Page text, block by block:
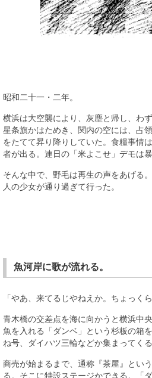
昭和二十一・二年。
横浜は大空襲により、灰塵と帰し、わ
星条旗かはためき、関内の空には、占
をたてて昇り降りしていた。食糧事情
者が出る。連日の「米よこせ」デモは
そんな中で、野毛は再生の声をあげる
人の少女が通り過ぎて行った。
魚河岸に歌が流れる。
「やあ、来てるじやねえか。ちょっく
青木橋の交差点を海に向かうと横浜中
魚を入れる「ダンベ」という杉板の箱
ね号、ダイハツ三輪などか集まってくる
商売が始まるまで、通称『茶屋』とい
る。そこに特設ステージかできる。「